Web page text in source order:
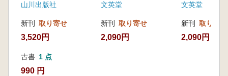
山川出版社
新刊 取り寄せ
3,520円
古書 1 点
990 円
文英堂
新刊 取り寄せ
2,090円
文英堂
新刊 取り寄せ
2,090円